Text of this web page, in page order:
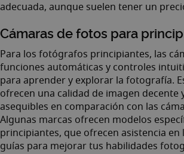
adecuada, aunque suelen tener un
Cámaras de fotos para
Para los fotógrafos principiantes, las
funciones automáticas y controles
para aprender y explorar la fotografía.
ofrecen una calidad de imagen decente
asequibles en comparación con las
Algunas marcas ofrecen modelos
principiantes, que ofrecen asistencia
guías para mejorar tus habilidades